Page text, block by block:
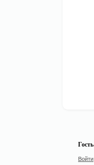
Гость
Войти